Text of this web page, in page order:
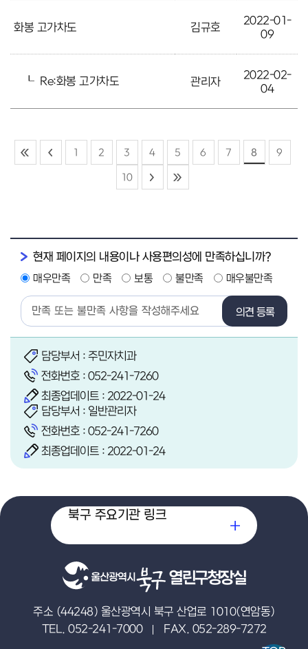
화봉 고가차도 김규호
2022-01-
09
┖ Re:화봉 고가차도 관리자
2022-02-
04
1 2 3 4 5 6 7 8 9
10
현재 페이지의 내용이나 사용편의성에 만족하십니까?
매우만족 만족 보통 불만족 매우불만족
의견 등록
담당부서 : 주민자치과
전화번호 : 052-241-7260
최종업데이트 : 2022-01-24
담당부서 : 일반관리자
전화번호 : 052-241-7260
최종업데이트 : 2022-01-24
열린구청장실
주소 (44248) 울산광역시 북구 산업로 1010(연암동)
TEL. 052-241-7000
FAX. 052-289-7272
북구 주요기관 링크